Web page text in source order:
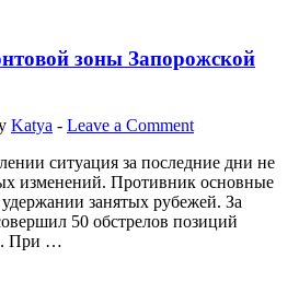
зоны Запорожской
Katya - Leave a Comment
ситуация за последние дни не
изменений. Противник основные
занятых рубежей. За
50 обстрелов позиций
При …